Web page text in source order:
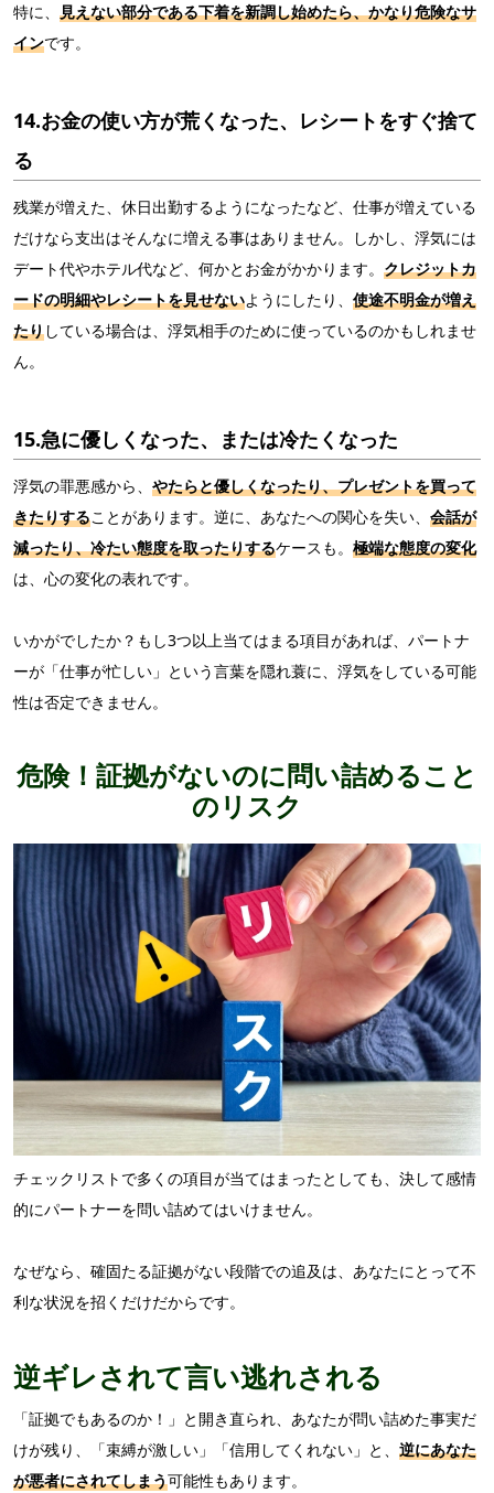
特に、 見えない部分である下着を新調し始めたら、かなり危険なサ
インです。
14.お金の使い方が荒くなった、レシートをすぐ捨て
る
残業が増えた、休日出勤するようになったなど、仕事が増えている
だけなら支出はそんなに増える事はありません。しかし、浮気には
デート代やホテル代など、何かとお金がかかります。 クレジットカ
ードの明細やレシートを見せないようにしたり、 使途不明金が増え
たりしている場合は、浮気相手のために使っているのかもしれませ
ん。
15.急に優しくなった、または冷たくなった
浮気の罪悪感から、 やたらと優しくなったり、プレゼントを買って
きたりすることがあります。逆に、あなたへの関心を失い、 会話が
減ったり、冷たい態度を取ったりするケースも。 極端な態度の変化
は、心の変化の表れです。
いかがでしたか？もし3つ以上当てはまる項目があれば、パートナ
ーが「仕事が忙しい」という言葉を隠れ蓑に、浮気をしている可能
性は否定できません。
危険！証拠がないのに問い詰めること
のリスク
チェックリストで多くの項目が当てはまったとしても、決して感情
的にパートナーを問い詰めてはいけません。
なぜなら、確固たる証拠がない段階での追及は、あなたにとって不
利な状況を招くだけだからです。
逆ギレされて言い逃れされる
「証拠でもあるのか！」と開き直られ、あなたが問い詰めた事実だ
けが残り、「束縛が激しい」「信用してくれない」と、 逆にあなた
が悪者にされてしまう可能性もあります。